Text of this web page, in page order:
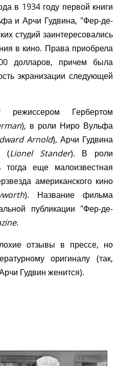
в 1934 году первой книги
и Арчи Гудвина, "Фер-де-
студий заинтересовались
в кино. Права приобрела
долларов, причем была
экранизации следующей
Гербертом
), в роли Ниро Вульфа
Arnold), Арчи Гудвина
(Lionel Stander). В роли
тогда еще малоизвестная
американского кино
). Название фильма
публикации "Фер-де-
.
отзывы в прессе, но
оригиналу (так,
Гудвин женится).